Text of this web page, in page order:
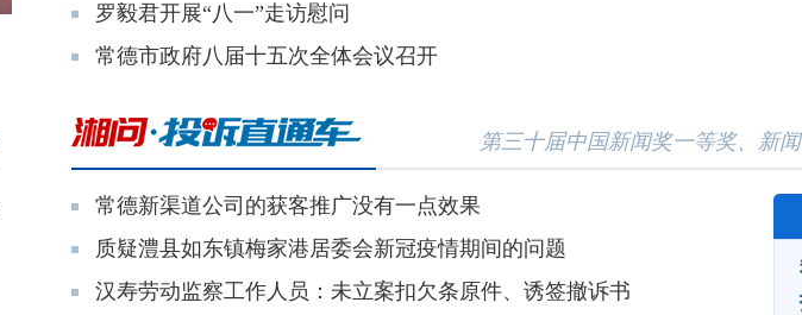
罗毅君开展“八一”走访慰问
常德市政府八届十五次全体会议召开
第三十届中国新闻奖一等奖、新
常德新渠道公司的获客推广没有一点效果
质疑澧县如东镇梅家港居委会新冠疫情期间的问题
汉寿劳动监察工作人员：未立案扣欠条原件、诱签撤诉书